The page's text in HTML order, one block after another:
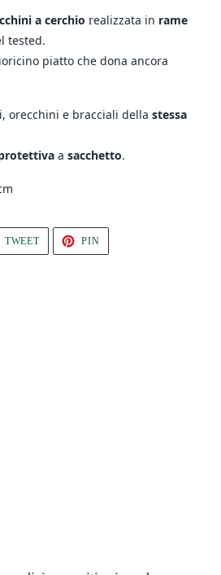
a cerchio realizzata in rame
tested.
piatto che dona ancora
orecchini e bracciali della stessa
a sacchetto.
TWEETTWITTA
TWITTER
PIN
PINTEREST